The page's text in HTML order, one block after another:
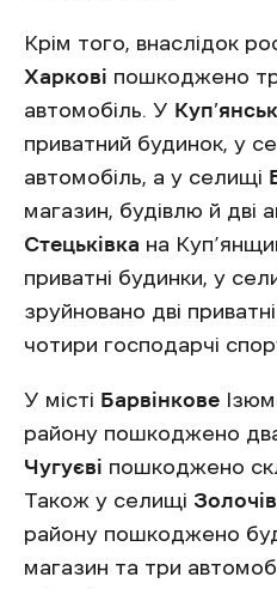
Крім того, внаслідок
Харкові пошкоджено
автомобіль. У
приватний будинок, у
автомобіль, а у селищі
магазин, будівлю й дві
Стецьківка на
приватні будинки, у
зруйновано дві
чотири господарчі
У місті Барвінкове
району пошкоджено
Чугуєві пошкоджено
Також у селищі Золочів
району пошкоджено
магазин та три